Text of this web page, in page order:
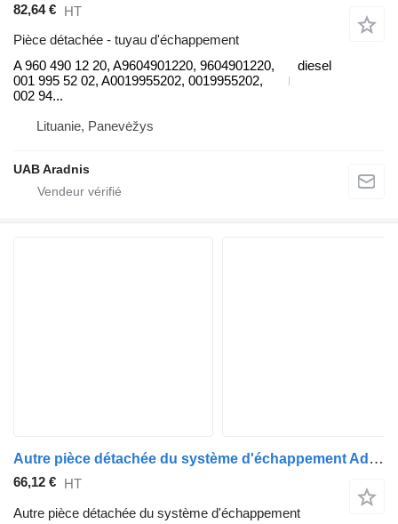
82,64 € HT
Pièce détachée - tuyau d'échappement
A 960 490 12 20, A9604901220, 9604901220,
001 995 52 02, A0019955202, 0019955202,
002 94...
diesel
Lituanie, Panevėžys
UAB Aradnis
Autre pièce détachée du système d'échappement AdBlue žarna 1845 LS A9305010382 pour camion Mercedes-Benz ACTROS MP4 1845 LS
66,12 € HT
Autre pièce détachée du système d'échappement